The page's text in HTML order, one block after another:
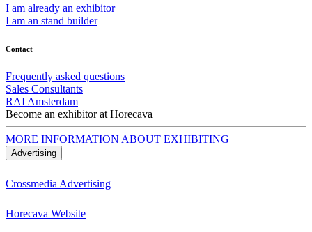
I am already an exhibitor
I am an stand builder
Contact
Frequently asked questions
Sales Consultants
RAI Amsterdam
Become an exhibitor at Horecava
MORE INFORMATION ABOUT EXHIBITING
Advertising
Crossmedia Advertising
Horecava Website